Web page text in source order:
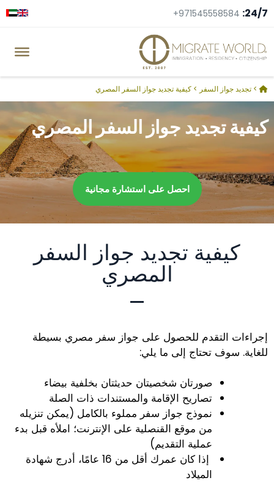
24/7:
+971545558584
> تجديد جواز السفر > كيفية تجديد جواز السفر المصري
كيفية تجديد جواز السفر المصري
احصل على استشارة مجانية
كيفية تجديد جواز السفر
المصري
إجراءات التقدم للحصول على جواز سفر مصري بسيطة
للغاية. سوف تحتاج إلى ما يلي:
صورتان شخصيتان حديثتان بخلفية بيضاء
تصاريح الإقامة والمستندات ذات الصلة
نموذج جواز سفر مملوء بالكامل (يمكن تنزيله
من موقع القنصلية على الإنترنت؛ املأه قبل بدء
عملية التقديم)
إذا كان عمرك أقل من 16 عامًا، أدرج شهادة
الميلاد